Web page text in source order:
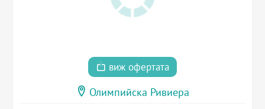
виж офертата
Олимпийска Ривиера